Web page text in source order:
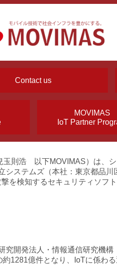
Contact us
MOVIMAS
IoT Partner
則浩 以下MOVIMAS）は、
システムズ（本社：東京都品
を検知するセキュリティソフ
開発法人・情報通信研究機
1281億件となり、IoTに係わ